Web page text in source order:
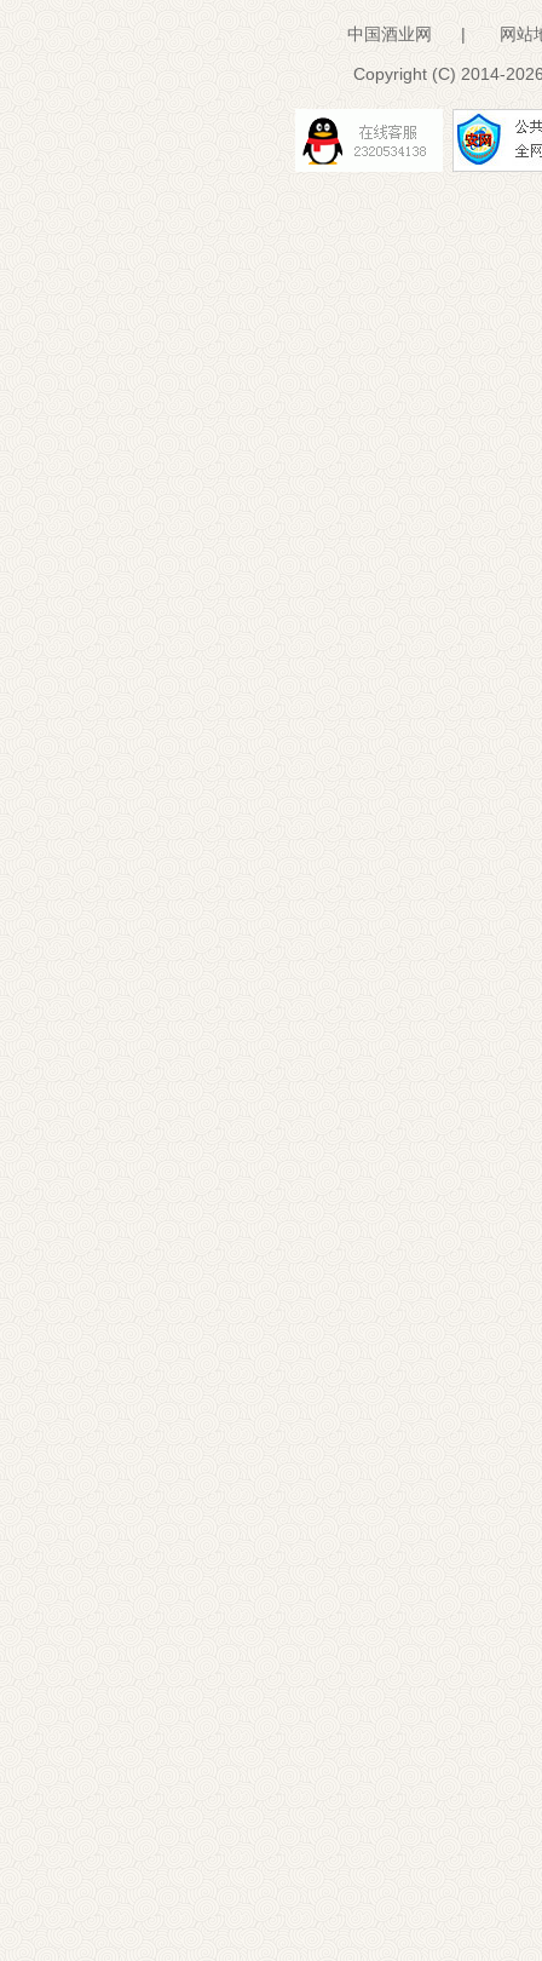
中国酒业网 | 网站
Copyright (C) 2014-